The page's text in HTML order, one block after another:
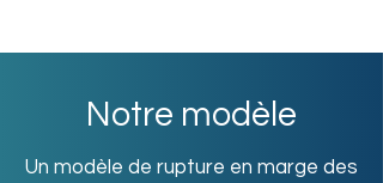
Notre modèle
Un modèle de rupture en marge des